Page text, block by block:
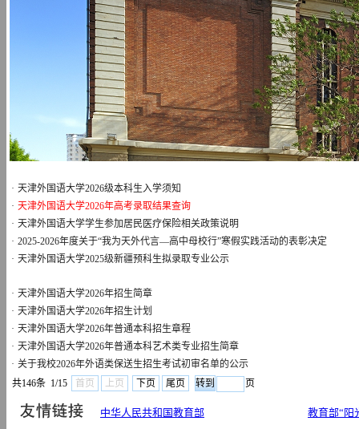
· 天津外国语大学2026级本科生入学须知
· 天津外国语大学2026年高考录取结果查询
· 天津外国语大学学生参加居民医疗保险相关政策说明
· 2025-2026年度关于“我为天外代言—高中母校行”寒假实践活动的表彰决定
· 天津外国语大学2025级新疆预科生拟录取专业公示
· 天津外国语大学2026年招生简章
· 天津外国语大学2026年招生计划
· 天津外国语大学2026年普通本科招生章程
· 天津外国语大学2026年普通本科艺术类专业招生简章
· 关于我校2026年外语类保送生招生考试初审名单的公示
共146条 1/15
首页 上页 下页 尾页 页
中华人民共和国教育部 教育部“阳